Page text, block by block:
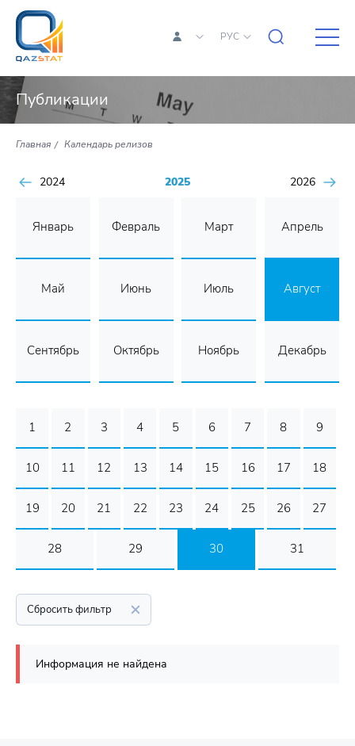
РУС
Публикации
Главная Календарь релизов
2024 2025 2026
Январь Февраль Март Апрель
Май Июнь Июль Август
Сентябрь Октябрь Ноябрь Декабрь
1 2 3 4 5 6 7 8 9
10 11 12 13 14 15 16 17 18
19 20 21 22 23 24 25 26 27
28 29 30 31
Сбросить фильтр
Информация не найдена